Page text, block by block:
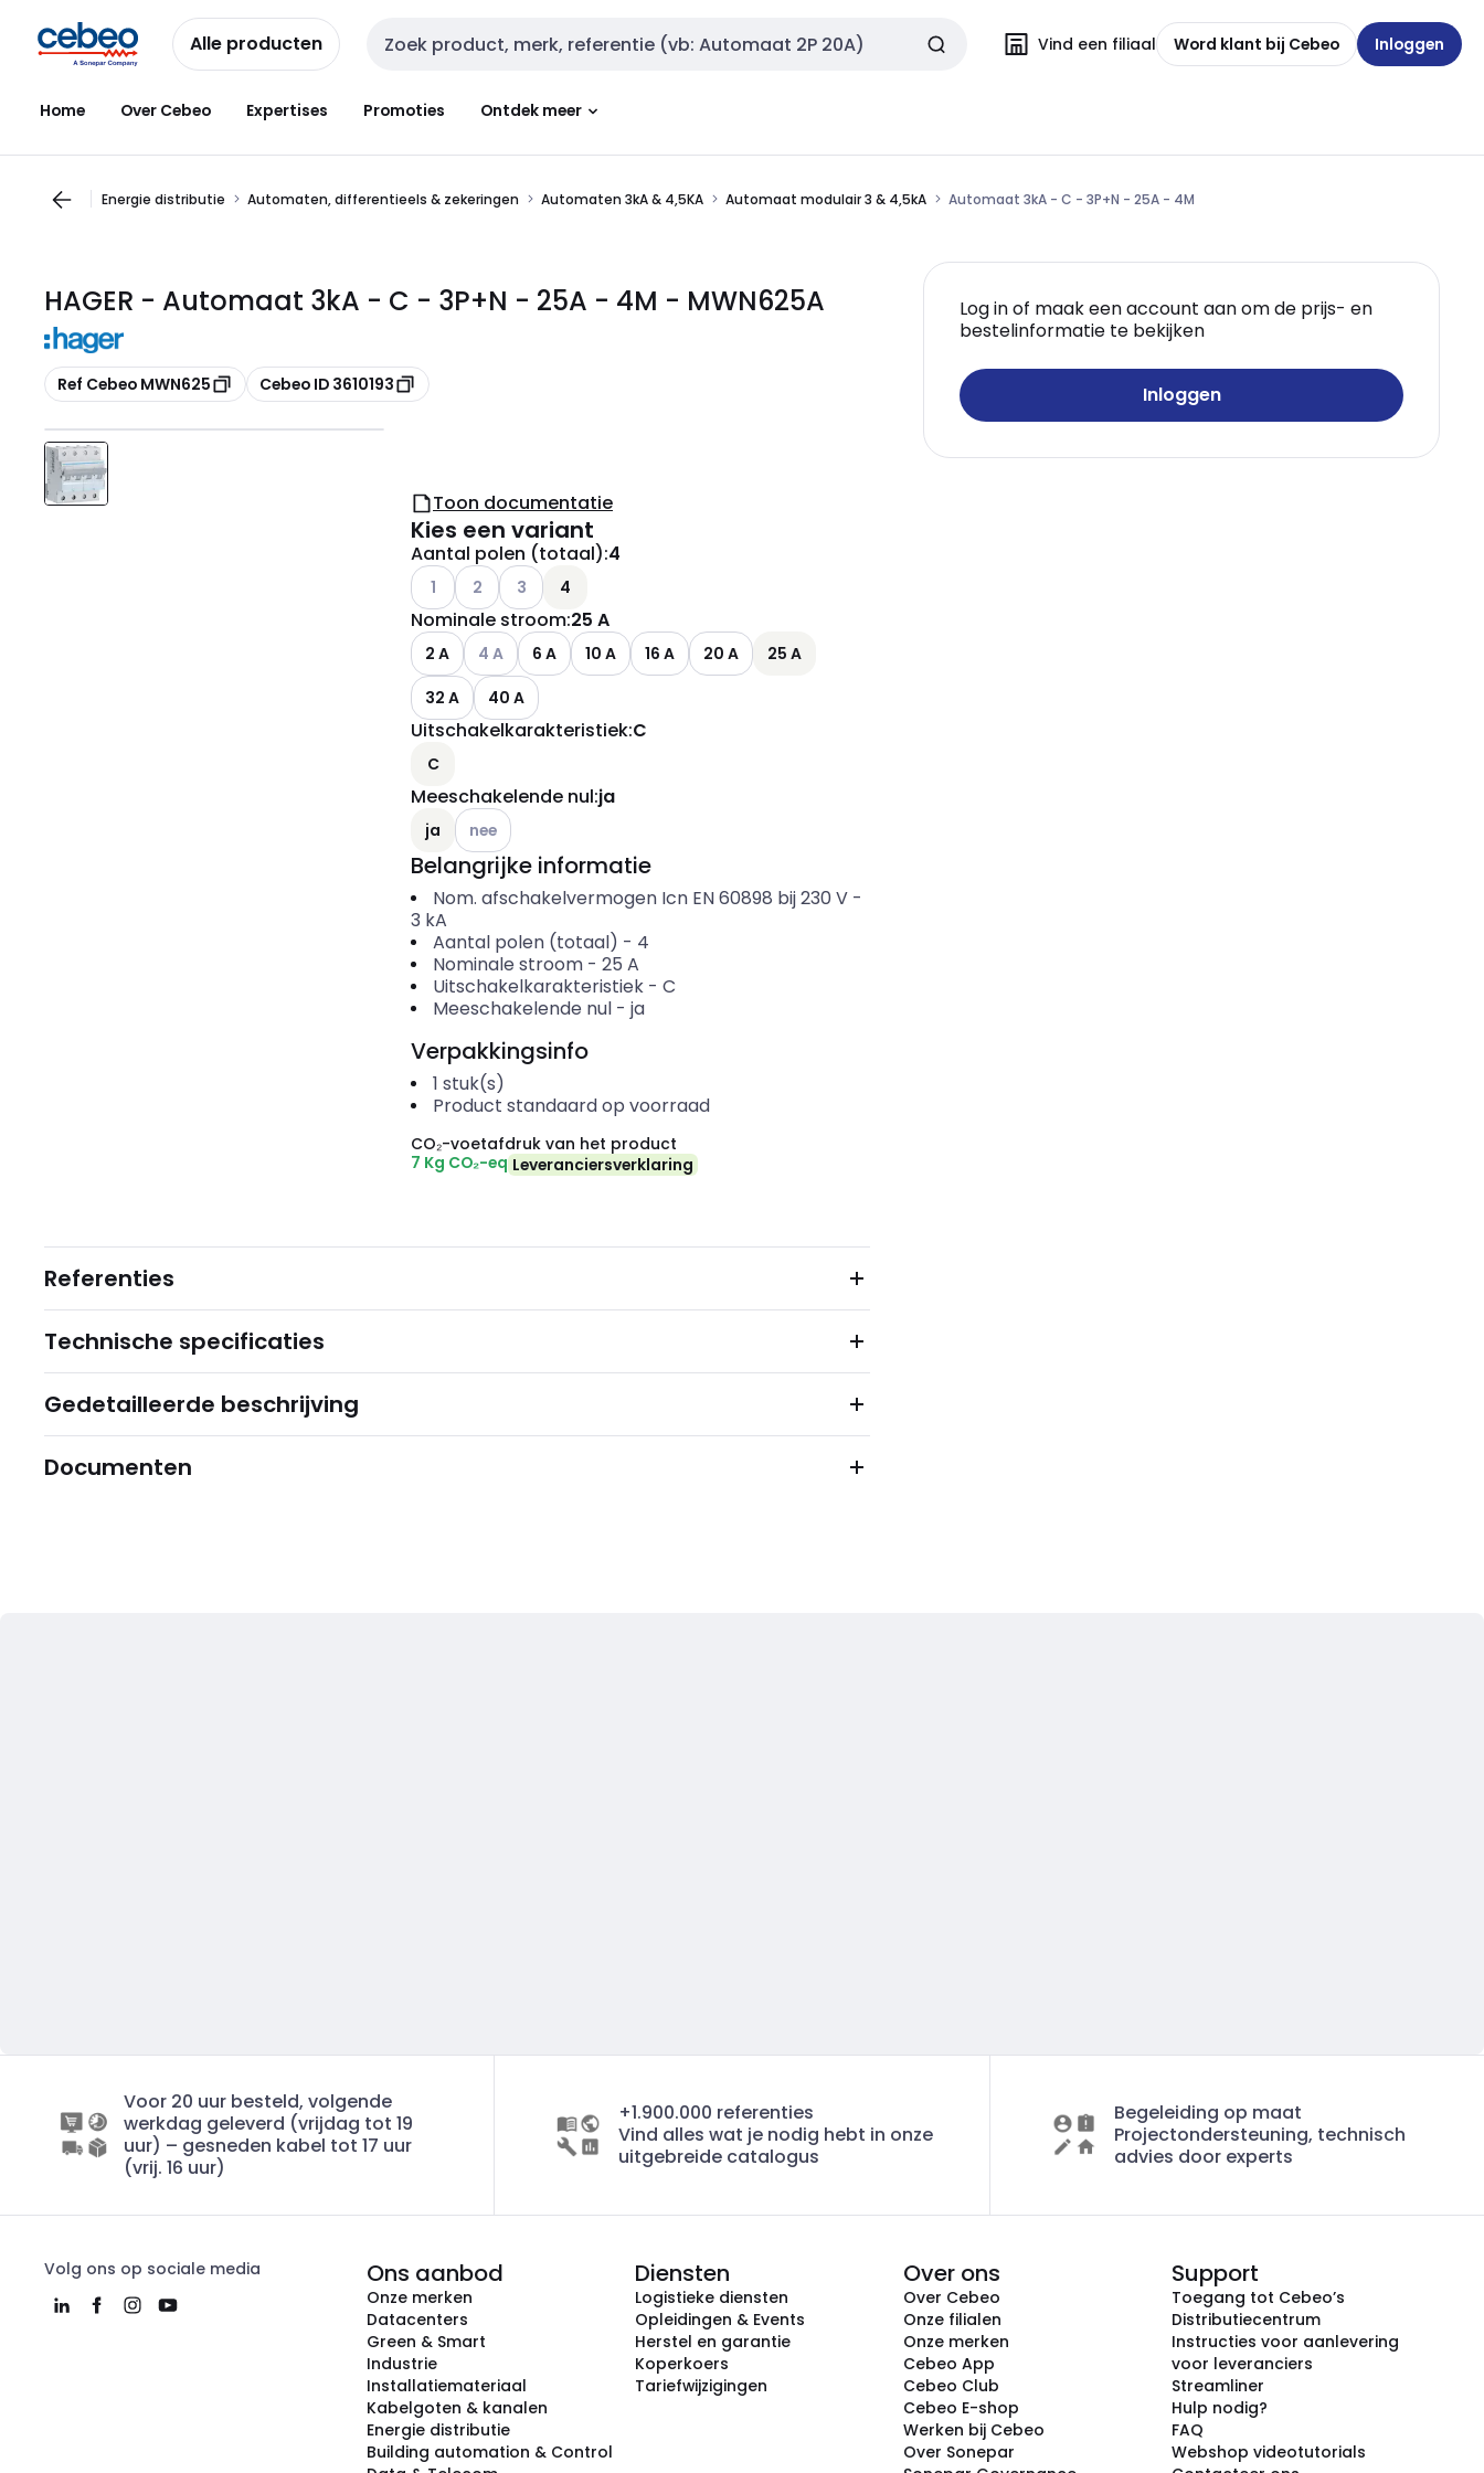
naar
navigatie
naar
inhoud
Alle producten Zoekveld invoer Vind een filiaal Word klant bij Cebeo Inloggen
Home Over Cebeo Expertises Promoties Ontdek meer
Energie distributie Automaten, differentieels & zekeringen Automaten 3kA & 4,5KA Automaat modulair 3 & 4,5kA Automaat 3kA - C - 3P+N - 25A - 4M
HAGER - Automaat 3kA - C - 3P+N - 25A - 4M - MWN625A
Kopiëren
Ref Cebeo MWN625 Kopiëren
Cebeo ID 3610193
Log in of maak een account aan om de prijs- en
bestelinformatie te bekijken
Inloggen
Toon documentatie
Kies een variant
Aantal polen (totaal):4
Andere varianten (Huidige combinatie niet mogelijk)
1 Andere varianten (Huidige combinatie niet mogelijk)
2 Andere varianten (Huidige combinatie niet mogelijk)
3 4
Nominale stroom:25 A
2 A Andere varianten (Huidige combinatie niet mogelijk)
4 A 6 A 10 A 16 A 20 A
25 A
32 A
40 A
Uitschakelkarakteristiek:C
C
Meeschakelende nul:ja
ja Andere varianten (Huidige combinatie niet mogelijk)
nee
Belangrijke informatie
Nom. afschakelvermogen Icn EN 60898 bij 230 V-
3 kA
Aantal polen (totaal) - 4
Nominale stroom- 25 A
Uitschakelkarakteristiek- C
Meeschakelende nul- ja
Verpakkingsinfo
1 stuk(s)
Product standaard op voorraad
CO₂-voetafdruk van het product
7 Kg CO₂-eq Leveranciersverklaring
Referenties
Technische specificaties
Gedetailleerde beschrijving
Documenten
Voor 20 uur besteld, volgende
werkdag geleverd (vrijdag tot 19
uur) – gesneden kabel tot 17 uur
(vrij. 16 uur)
+1.900.000 referenties
Vind alles wat je nodig hebt in onze
uitgebreide catalogus
Begeleiding op maat
Projectondersteuning, technisch
advies door experts
Volg ons op sociale media Ons aanbod
Onze merken
Datacenters
Green & Smart
Industrie
Installatiemateriaal
Kabelgoten & kanalen
Energie distributie
Building automation & Control
Diensten
Logistieke diensten
Opleidingen & Events
Herstel en garantie
Koperkoers
Tariefwijzigingen
Over ons
Over Cebeo
Onze filialen
Onze merken
Cebeo App
Cebeo Club
Cebeo E-shop
Werken bij Cebeo
Over Sonepar
Support
Toegang tot Cebeo’s
Distributiecentrum
Instructies voor aanlevering
voor leveranciers
Streamliner
Hulp nodig?
FAQ
Webshop videotutorials